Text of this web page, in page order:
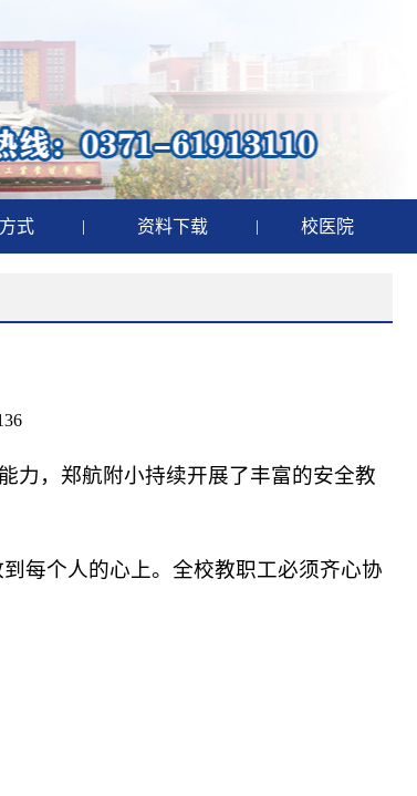
式 | 资料下载 | 校医院
力，郑航附小持续开展了丰富的安全教
每个人的心上。全校教职工必须齐心协